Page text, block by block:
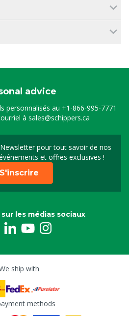
advice
personnalisés au +1-866-995-7771
à sales@schippers.ca
pour tout savoir de nos
et offres exclusives !
Sign up for our
S'inscrire
les médias sociaux
ship with
methods